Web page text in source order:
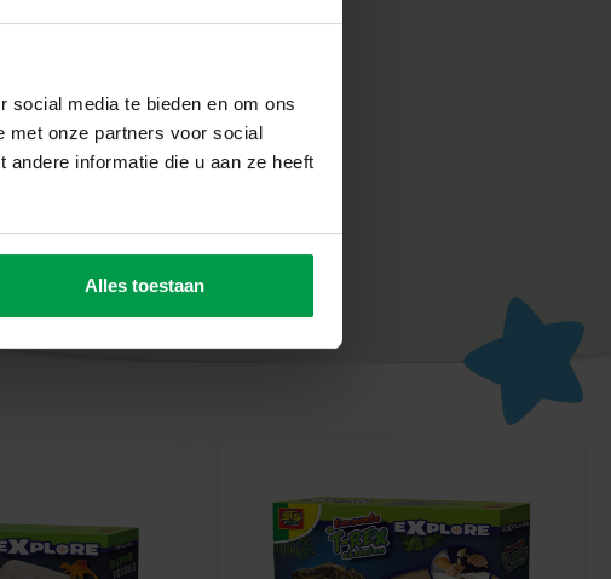
social media te bieden en om ons
met onze partners voor social
informatie die u aan ze heeft
Alles toestaan